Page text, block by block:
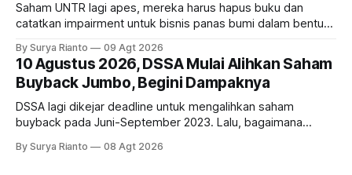
Saham UNTR lagi apes, mereka harus hapus buku dan
catatkan impairment untuk bisnis panas bumi dalam bentuk
bisnis UNTR?
By Surya Rianto 09 Agt 2026
10 Agustus 2026, DSSA Mulai Alihkan Saham
Buyback Jumbo, Begini Dampaknya
DSSA lagi dikejar deadline untuk mengalihkan saham
buyback pada Juni-September 2023. Lalu, bagaimana
By Surya Rianto 08 Agt 2026